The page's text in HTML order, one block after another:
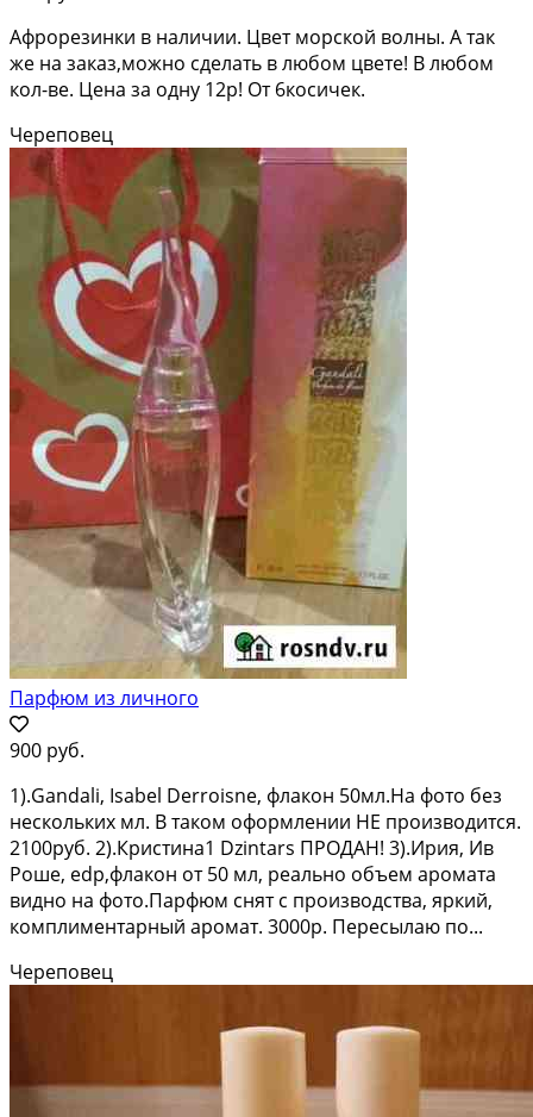
Афрорезинки в наличии. Цвет морской волны. А так
же на заказ,можно сделать в любом цвете! В любом
кол-ве. Цена за одну 12р! От 6косичек.
Череповец
Парфюм из личного
900 руб.
1).Gandali, Isabel Derroisne, флакон 50мл.На фото без
нескольких мл. В таком оформлении НЕ производится.
2100руб. 2).Кристина1 Dzintars ПРОДАН! 3).Ирия, Ив
Роше, edp,флакон от 50 мл, реально объем аромата
видно на фото.Парфюм снят с производства, яркий,
комплиментарный аромат. 3000р. Пересылаю по...
Череповец